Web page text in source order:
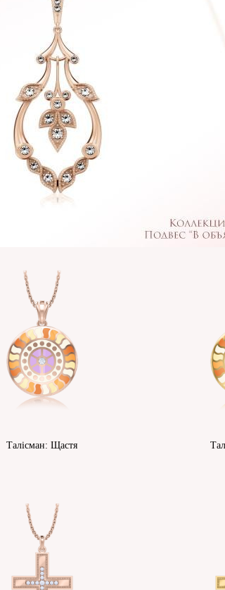
Талісман: Щастя